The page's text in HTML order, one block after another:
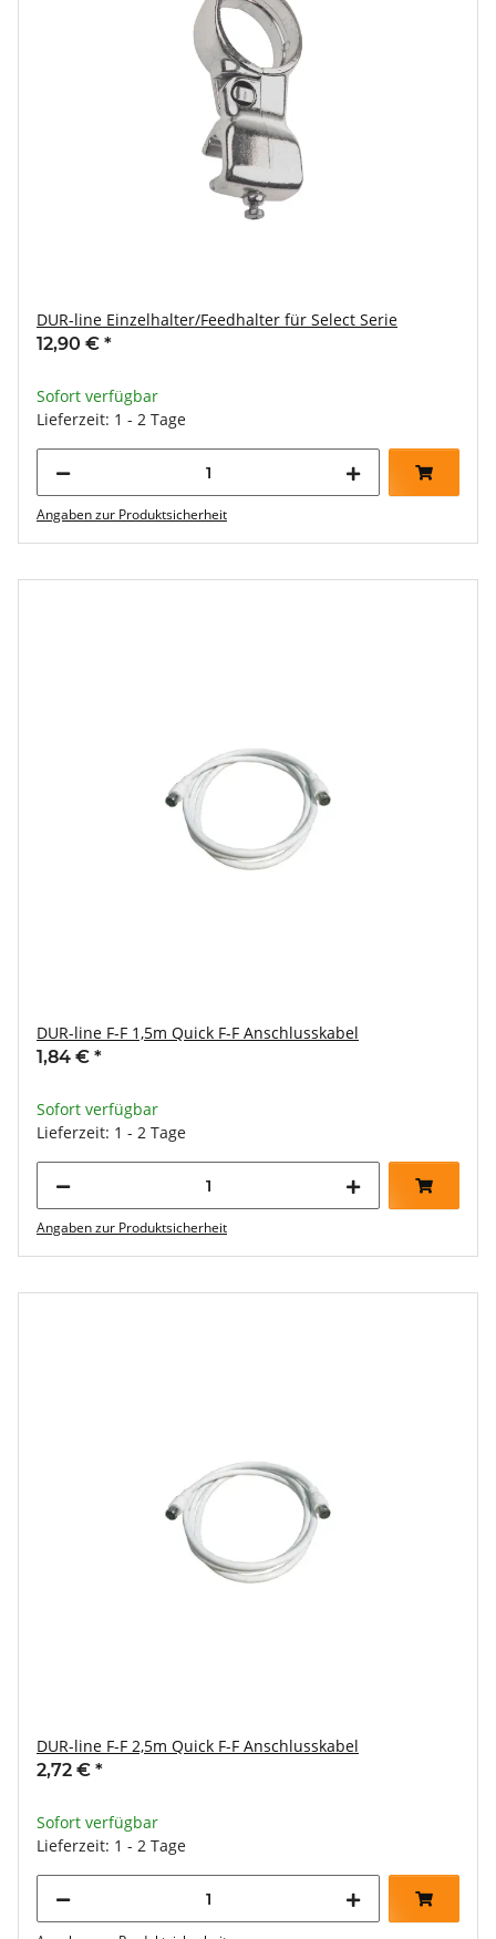
DUR-line Einzelhalter/Feedhalter für Select Serie
12,90 € *
Sofort verfügbar
Lieferzeit: 1 - 2 Tage
Angaben zur Produktsicherheit
DUR-line F-F 1,5m Quick F-F Anschlusskabel
1,84 € *
Sofort verfügbar
Lieferzeit: 1 - 2 Tage
Angaben zur Produktsicherheit
DUR-line F-F 2,5m Quick F-F Anschlusskabel
2,72 € *
Sofort verfügbar
Lieferzeit: 1 - 2 Tage